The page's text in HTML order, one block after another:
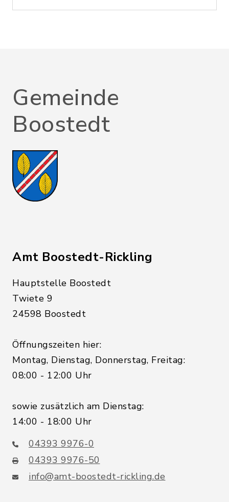
Gemeinde
Boostedt
Amt Boostedt-Rickling
Hauptstelle Boostedt
Twiete 9
24598 Boostedt
Öffnungszeiten hier:
Montag, Dienstag, Donnerstag, Freitag:
08:00 - 12:00 Uhr
sowie zusätzlich am Dienstag:
14:00 - 18:00 Uhr
04393 9976-0
04393 9976-50
info@amt-boostedt-rickling.de